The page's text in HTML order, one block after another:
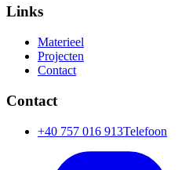
Links
Materieel
Projecten
Contact
Contact
+40 757 016 913Telefoon